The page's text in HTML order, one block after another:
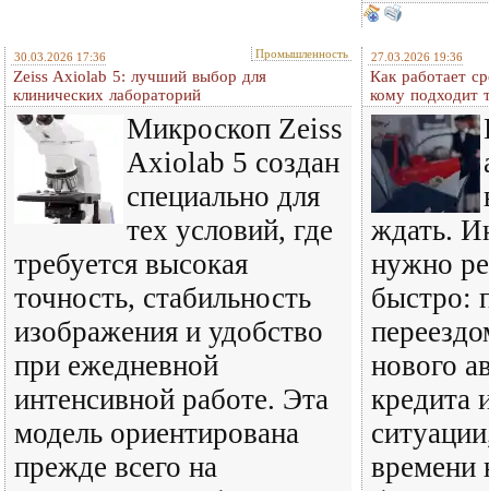
30.03.2026 17:36 Промышленность
Zeiss Axiolab 5: лучший выбор для
клинических лабораторий
Микроскоп Zeiss
Axiolab 5 создан
специально для
тех условий, где
требуется высокая
точность, стабильность
изображения и удобство
при ежедневной
интенсивной работе. Эта
модель ориентирована
прежде всего на
27.03.2026 19:36
Как работает
кому подходит
ждать.
нужно
быстро:
нового
кредита
времени